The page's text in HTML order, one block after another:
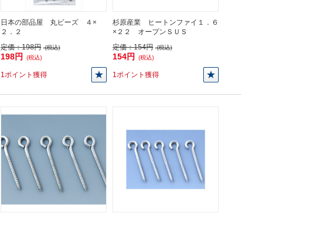
日本の部品屋 丸ビーズ ４×
２．２
定価：198円 (税込)
198円 (税込)
1ポイント獲得
杉原産業 ヒートンファイ１．６
×２２ オープンＳＵＳ
定価：154円 (税込)
154円 (税込)
1ポイント獲得